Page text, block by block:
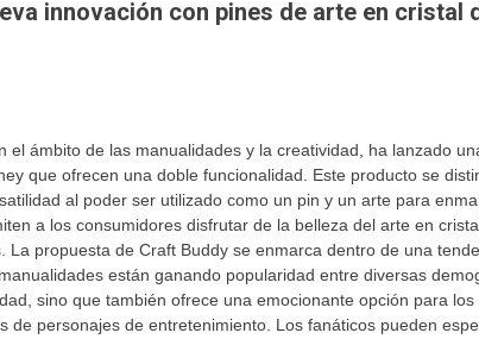
innovación con pines de arte en cristal
el ámbito de las manualidades y la creatividad, ha lanzado
que ofrecen una doble funcionalidad. Este producto se
al poder ser utilizado como un pin y un arte para
a los consumidores disfrutar de la belleza del arte en
La propuesta de Craft Buddy se enmarca dentro de una
están ganando popularidad entre diversas
sino que también ofrece una emocionante opción para los
de personajes de entretenimiento. Los fanáticos pueden